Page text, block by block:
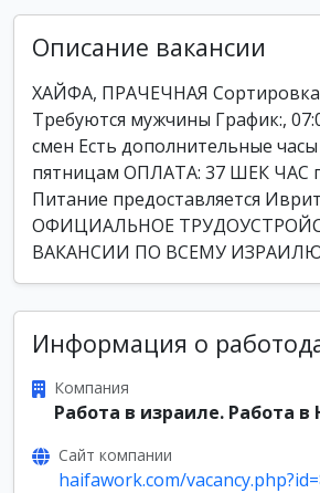
Описание вакансии
ХАЙФА, ПРАЧЕЧНАЯ
Требуются мужчины График:,
смен Есть дополнительные
пятницам ОПЛАТА: 37 ШЕК ЧАС
Питание предоставляется
ОФИЦИАЛЬНОЕ
ВАКАНСИИ ПО ВСЕМУ ИЗРАИЛЮ
Информация о
Компания
Работа в израиле. Работа в
Сайт компании
haifawork.com/